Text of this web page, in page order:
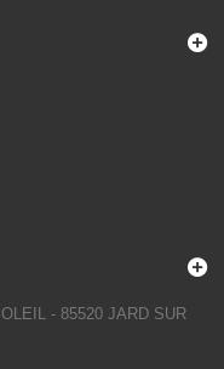
- 85520 JARD SUR